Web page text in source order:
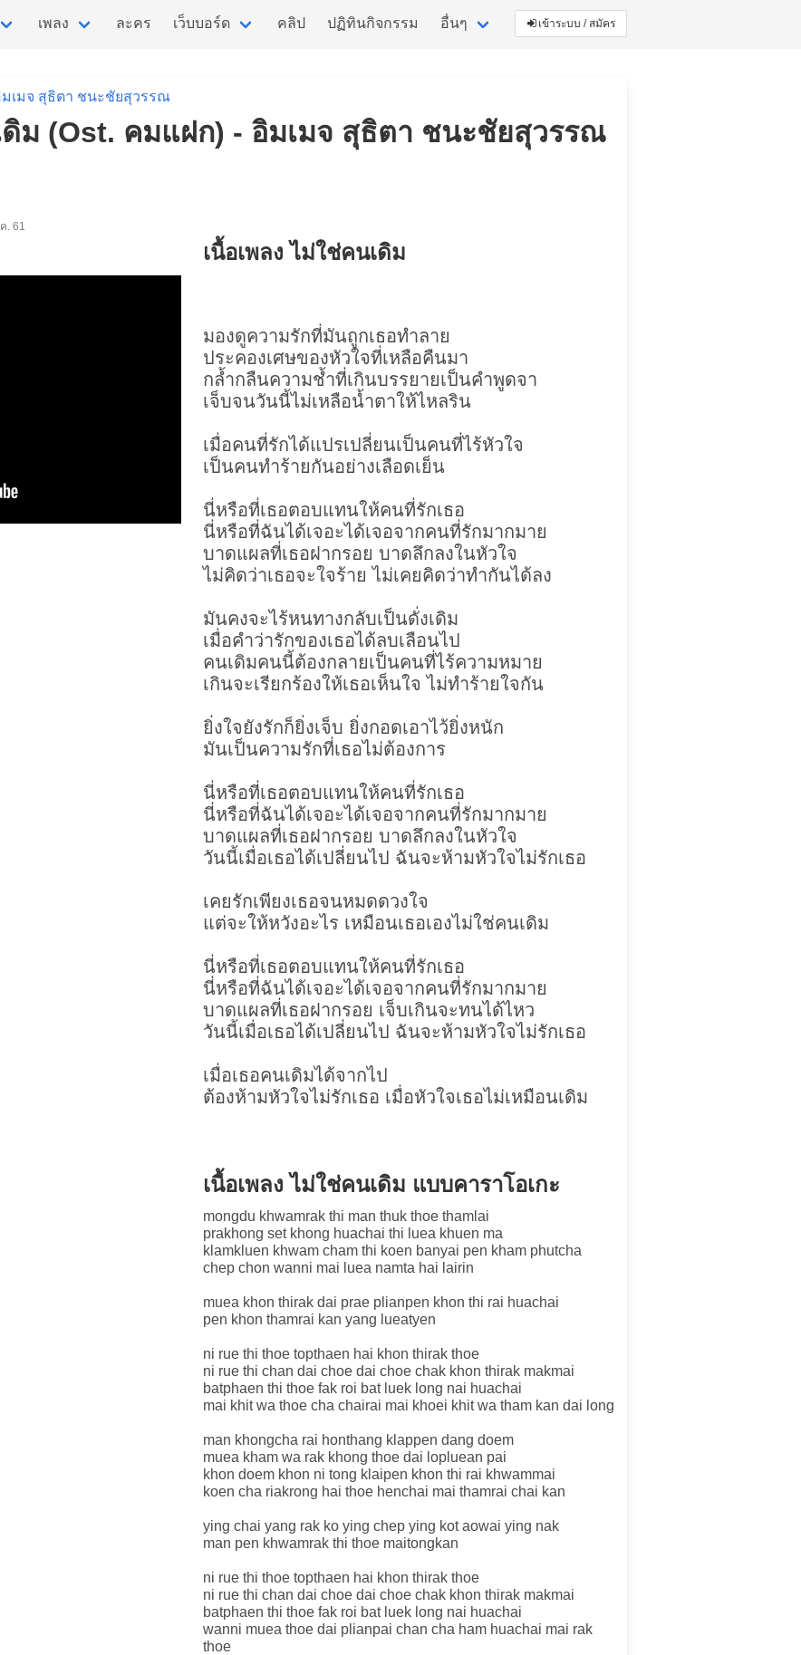
เพลง ละคร เว็บบอร์ด คลิป ปฏิทินกิจกรรม อื่นๆ เข้าระบบ / สมัคร
มเมจ สุธิตา ชนะชัยสุวรรณ
ดิม (Ost. คมแฝก) - อิมเมจ สุธิตา ชนะชัยสุวรรณ
. 61
เนื้อเพลง ไม่ใช่คนเดิม
มองดูความรักที่มันถูกเธอทำลาย
ประคองเศษของหัวใจที่เหลือคืนมา
กล้ำกลืนความช้ำที่เกินบรรยายเป็นคำพูดจา
เจ็บจนวันนี้ไม่เหลือน้ำตาให้ไหลริน
เมื่อคนที่รักได้แปรเปลี่ยนเป็นคนที่ไร้หัวใจ
เป็นคนทำร้ายกันอย่างเลือดเย็น
นี่หรือที่เธอตอบแทนให้คนที่รักเธอ
นี่หรือที่ฉันได้เจอะได้เจอจากคนที่รักมากมาย
บาดแผลที่เธอฝากรอย บาดลึกลงในหัวใจ
ไม่คิดว่าเธอจะใจร้าย ไม่เคยคิดว่าทำกันได้ลง
มันคงจะไร้หนทางกลับเป็นดั่งเดิม
เมื่อคำว่ารักของเธอได้ลบเลือนไป
คนเดิมคนนี้ต้องกลายเป็นคนที่ไร้ความหมาย
เกินจะเรียกร้องให้เธอเห็นใจ ไม่ทำร้ายใจกัน
ยิ่งใจยังรักก็ยิ่งเจ็บ ยิ่งกอดเอาไว้ยิ่งหนัก
มันเป็นความรักที่เธอไม่ต้องการ
นี่หรือที่เธอตอบแทนให้คนที่รักเธอ
นี่หรือที่ฉันได้เจอะได้เจอจากคนที่รักมากมาย
บาดแผลที่เธอฝากรอย บาดลึกลงในหัวใจ
วันนี้เมื่อเธอได้เปลี่ยนไป ฉันจะห้ามหัวใจไม่รักเธอ
เคยรักเพียงเธอจนหมดดวงใจ
แต่จะให้หวังอะไร เหมือนเธอเองไม่ใช่คนเดิม
นี่หรือที่เธอตอบแทนให้คนที่รักเธอ
นี่หรือที่ฉันได้เจอะได้เจอจากคนที่รักมากมาย
บาดแผลที่เธอฝากรอย เจ็บเกินจะทนได้ไหว
วันนี้เมื่อเธอได้เปลี่ยนไป ฉันจะห้ามหัวใจไม่รักเธอ
เมื่อเธอคนเดิมได้จากไป
ต้องห้ามหัวใจไม่รักเธอ เมื่อหัวใจเธอไม่เหมือนเดิม
เนื้อเพลง ไม่ใช่คนเดิม แบบคาราโอเกะ
mongdu khwamrak thi man thuk thoe thamlai
prakhong set khong huachai thi luea khuen ma
klamkluen khwam cham thi koen banyai pen kham phutcha
chep chon wanni mai luea namta hai lairin
muea khon thirak dai prae plianpen khon thi rai huachai
pen khon thamrai kan yang lueatyen
ni rue thi thoe topthaen hai khon thirak thoe
ni rue thi chan dai choe dai choe chak khon thirak makmai
batphaen thi thoe fak roi bat luek long nai huachai
mai khit wa thoe cha chairai mai khoei khit wa tham kan dai long
man khongcha rai honthang klappen dang doem
muea kham wa rak khong thoe dai lopluean pai
khon doem khon ni tong klaipen khon thi rai khwammai
koen cha riakrong hai thoe henchai mai thamrai chai kan
ying chai yang rak ko ying chep ying kot aowai ying nak
man pen khwamrak thi thoe maitongkan
ni rue thi thoe topthaen hai khon thirak thoe
ni rue thi chan dai choe dai choe chak khon thirak makmai
batphaen thi thoe fak roi bat luek long nai huachai
wanni muea thoe dai plianpai chan cha ham huachai mai rak
thoe